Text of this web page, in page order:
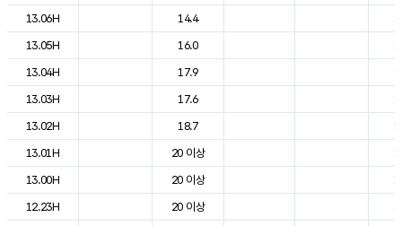
13.06H
14.4
13.05H
16.0
13.04H
17.9
13.03H
17.6
13.02H
18.7
13.01H
20 이상
13.00H
20 이상
12.23H
20 이상